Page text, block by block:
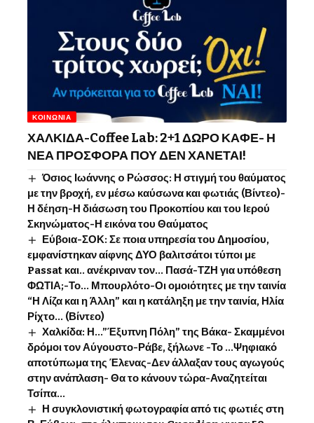
ΚΟΙΝΩΝΊΑ
ΧΑΛΚΙΔΑ-Coffee Lab: 2+1 ΔΩΡΟ ΚΑΦΕ- Η
ΝΕΑ ΠΡΟΣΦΟΡΑ ΠΟΥ ΔΕΝ ΧΑΝΕΤΑΙ!
Όσιος Ιωάννης o Ρώσσος: Η στιγμή του θαύματος
με την βροχή, εν μέσω καύσωνα και φωτιάς (Βίντεο)-
Η δέηση-Η διάσωση του Προκοπίου και του Ιερού
Σκηνώματος-Η εικόνα του Θαύματος
Εύβοια-ΣΟΚ: Σε ποια υπηρεσία του Δημοσίου,
εμφανίστηκαν αίφνης ΔΥΟ βαλιτσάτοι τύποι με
Passat και.. ανέκριναν τον… Πασά-ΤΖΗ για υπόθεση
ΦΩΤΙΑ;-Το… Μπουρλότο-Οι ομοιότητες με την ταινία
“Η Λίζα και η Άλλη” και η κατάληξη με την ταινία, Ηλία
Ρίχτο… (Βίντεο)
Χαλκίδα: Η…”Έξυπνη Πόλη” της Βάκα- Σκαμμένοι
δρόμοι τον Αύγουστο-Ράβε, ξήλωνε -Το …Ψηφιακό
αποτύπωμα της Έλενας-Δεν άλλαξαν τους αγωγούς
στην ανάπλαση- Θα το κάνουν τώρα-Αναζητείται
Τσίπα…
Η συγκλονιστική φωτογραφία από τις φωτιές στη